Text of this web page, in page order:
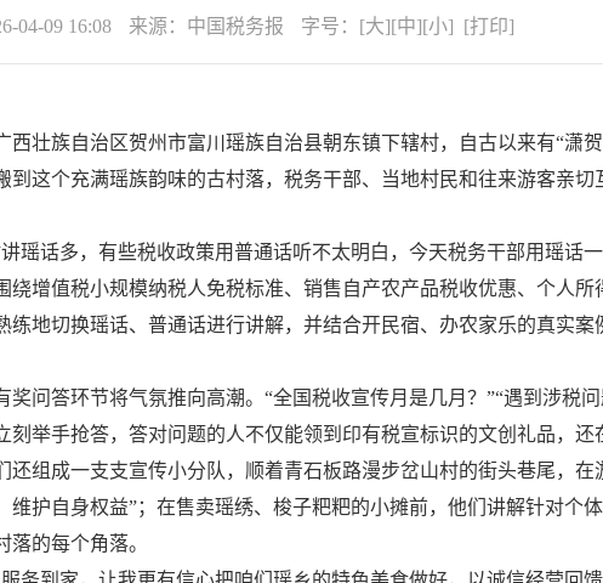
04-09 16:08 来源： 中国税务报 字号： [大][中][小] [打印]
西壮族自治区贺州市富川瑶族自治县朝东镇下辖村，自古以来有“潇
到这个充满瑶族韵味的古村落，税务干部、当地村民和往来游客亲
瑶话多，有些税收政策用普通话听不太明白，今天税务干部用瑶话
绕增值税小规模纳税人免税标准、销售自产农产品税收优惠、个人
练地切换瑶话、普通话进行讲解，并结合开民宿、办农家乐的真实
奖问答环节将气氛推向高潮。“全国税收宣传月是几月？”“遇到涉
刻举手抢答，答对问题的人不仅能领到印有税宣标识的文创礼品，还
还组成一支支宣传小分队，顺着青石板路漫步岔山村的街头巷尾，
维护自身权益”；在售卖瑶绣、梭子粑粑的小摊前，他们讲解针对个
落的每个角落。